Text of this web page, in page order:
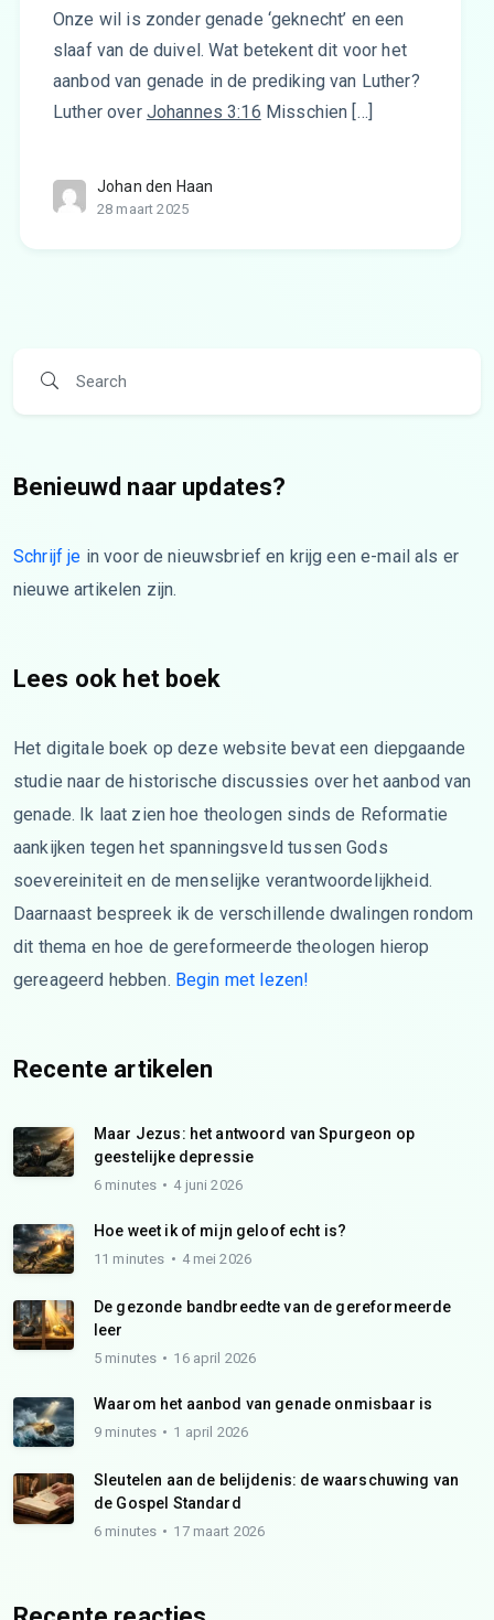
Onze wil is zonder genade ‘geknecht’ en een
slaaf van de duivel. Wat betekent dit voor het
aanbod van genade in de prediking van Luther?
Luther over Johannes 3:16 Misschien […]
Johan den Haan
28 maart 2025
Benieuwd naar updates?
Schrijf je in voor de nieuwsbrief en krijg een e-mail als er
nieuwe artikelen zijn.
Lees ook het boek
Het digitale boek op deze website bevat een diepgaande
studie naar de historische discussies over het aanbod van
genade. Ik laat zien hoe theologen sinds de Reformatie
aankijken tegen het spanningsveld tussen Gods
soevereiniteit en de menselijke verantwoordelijkheid.
Daarnaast bespreek ik de verschillende dwalingen rondom
dit thema en hoe de gereformeerde theologen hierop
gereageerd hebben. Begin met lezen!
Recente artikelen
Maar Jezus: het antwoord van Spurgeon op
geestelijke depressie
6 minutes 4 juni 2026
Hoe weet ik of mijn geloof echt is?
11 minutes 4 mei 2026
De gezonde bandbreedte van de gereformeerde
leer
5 minutes 16 april 2026
Waarom het aanbod van genade onmisbaar is
9 minutes 1 april 2026
Sleutelen aan de belijdenis: de waarschuwing van
de Gospel Standard
6 minutes 17 maart 2026